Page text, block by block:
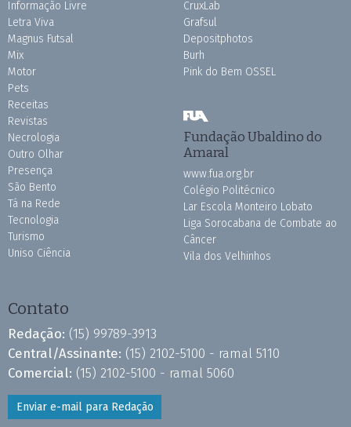
Informação Livre
Letra Viva
Magnus Futsal
Mix
Motor
Pets
Receitas
Revistas
Necrologia
Outro Olhar
Presença
São Bento
Tá na Rede
Tecnologia
Turismo
Uniso Ciência
CruxLab
Grafsul
Depositphotos
Burh
Pink do Bem OSSEL
Fundação Ubaldino do
Amaral
www.fua.org.br
Colégio Politécnico
Lar Escola Monteiro Lobato
Liga Sorocabana de Combate ao
Câncer
Vila dos Velhinhos
Contato
Redação: (15) 99789-3913
Central/Assinante: (15) 2102-5100 - ramal 5110
Comercial: (15) 2102-5100 - ramal 5060
Enviar e-mail para Redação